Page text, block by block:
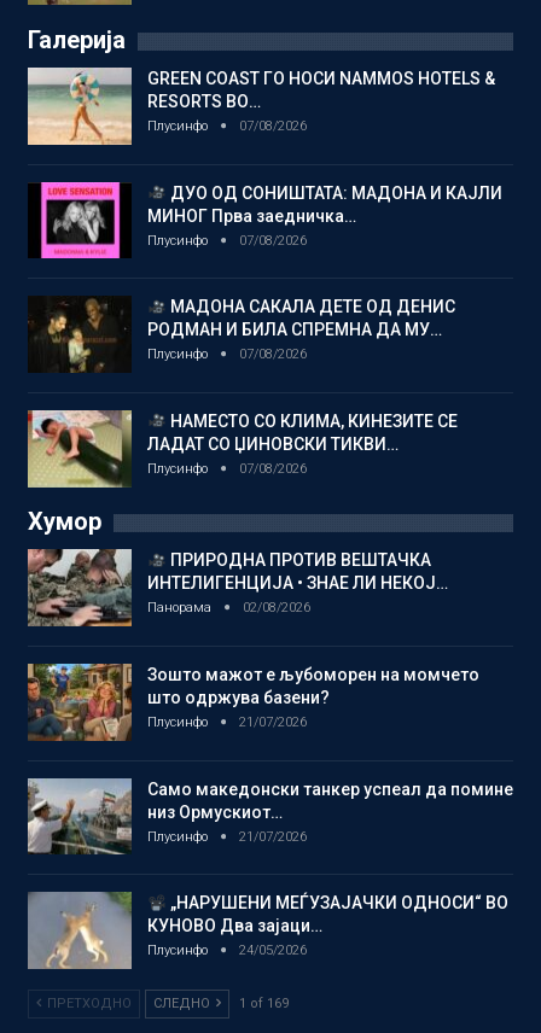
Галерија
GREEN COAST ГО НОСИ NAMMOS HOTELS &
RESORTS ВО…
Плусинфо 07/08/2026
ДУО ОД СОНИШТАТА: МАДОНА И КАЈЛИ
МИНОГ Прва заедничка…
Плусинфо 07/08/2026
МАДОНА САКАЛА ДЕТЕ ОД ДЕНИС
РОДМАН И БИЛА СПРЕМНА ДА МУ…
Плусинфо 07/08/2026
НАМЕСТО СО КЛИМА, КИНЕЗИТЕ СЕ
ЛАДАТ СО ЏИНОВСКИ ТИКВИ…
Плусинфо 07/08/2026
Хумор
ПРИРОДНА ПРОТИВ ВЕШТАЧКА
ИНТЕЛИГЕНЦИЈА • ЗНАЕ ЛИ НЕКОЈ…
Панорама 02/08/2026
Зошто мажот е љубоморен на момчето
што одржува базени?
Плусинфо 21/07/2026
Само македонски танкер успеал да помине
низ Ормускиот…
Плусинфо 21/07/2026
„НАРУШЕНИ МЕЃУЗАЈАЧКИ ОДНОСИ“ ВО
КУНОВО Два зајаци…
Плусинфо 24/05/2026
ПРЕТХОДНО СЛЕДНО 1 of 169